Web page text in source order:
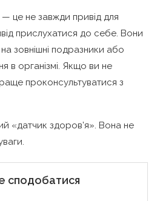
— це не завжди привід для
прислухатися до себе. Вони
зовнішні подразники або
в організмі. Якщо ви не
проконсультуватися з
«датчик здоров’я». Вона не
сподобатися